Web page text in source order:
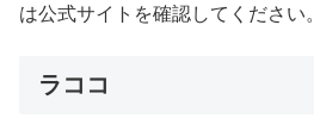
は公式サイトを確認してください。
ラココ